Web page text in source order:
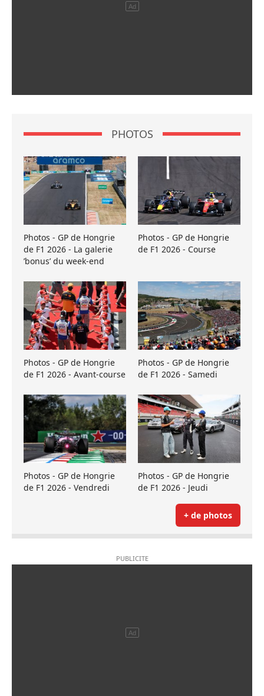
PHOTOS
Photos - GP de Hongrie
de F1 2026 - La galerie
’bonus’ du week-end
Photos - GP de Hongrie
de F1 2026 - Course
Photos - GP de Hongrie
de F1 2026 - Avant-course
Photos - GP de Hongrie
de F1 2026 - Samedi
Photos - GP de Hongrie
de F1 2026 - Vendredi
Photos - GP de Hongrie
de F1 2026 - Jeudi
+ de photos